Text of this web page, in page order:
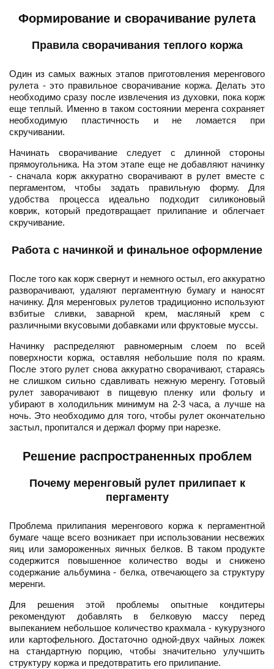
Формирование и сворачивание рулета
Правила сворачивания теплого коржа
Один из самых важных этапов приготовления меренгового
рулета - это правильное сворачивание коржа. Делать это
необходимо сразу после извлечения из духовки, пока корж
еще теплый. Именно в таком состоянии меренга сохраняет
необходимую пластичность и не ломается при
скручивании.
Начинать сворачивание следует с длинной стороны
прямоугольника. На этом этапе еще не добавляют начинку
- сначала корж аккуратно сворачивают в рулет вместе с
пергаментом, чтобы задать правильную форму. Для
удобства процесса идеально подходит силиконовый
коврик, который предотвращает прилипание и облегчает
скручивание.
Работа с начинкой и финальное оформление
После того как корж свернут и немного остыл, его аккуратно
разворачивают, удаляют пергаментную бумагу и наносят
начинку. Для меренговых рулетов традиционно используют
взбитые сливки, заварной крем, масляный крем с
различными вкусовыми добавками или фруктовые муссы.
Начинку распределяют равномерным слоем по всей
поверхности коржа, оставляя небольшие поля по краям.
После этого рулет снова аккуратно сворачивают, стараясь
не слишком сильно сдавливать нежную меренгу. Готовый
рулет заворачивают в пищевую пленку или фольгу и
убирают в холодильник минимум на 2-3 часа, а лучше на
ночь. Это необходимо для того, чтобы рулет окончательно
застыл, пропитался и держал форму при нарезке.
Решение распространенных проблем
Почему меренговый рулет прилипает к
пергаменту
Проблема прилипания меренгового коржа к пергаментной
бумаге чаще всего возникает при использовании несвежих
яиц или замороженных яичных белков. В таком продукте
содержится повышенное количество воды и снижено
содержание альбумина - белка, отвечающего за структуру
меренги.
Для решения этой проблемы опытные кондитеры
рекомендуют добавлять в белковую массу перед
выпеканием небольшое количество крахмала - кукурузного
или картофельного. Достаточно одной-двух чайных ложек
на стандартную порцию, чтобы значительно улучшить
структуру коржа и предотвратить его прилипание.